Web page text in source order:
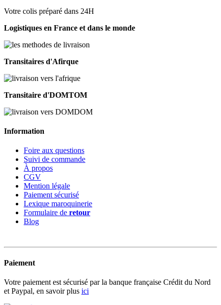
Votre colis préparé dans 24H
Logistiques en France et dans le monde
Transitaires d'Afirque
Transitaire d'DOMTOM
Information
Foire aux questions
Suivi de commande
À propos
CGV
Mention légale
Paiement sécurisé
Lexique maroquinerie
Formulaire de retour
Blog
Paiement
Votre paiement est sécurisé par la banque française Crédit du Nord
et Paypal, en savoir plus ici